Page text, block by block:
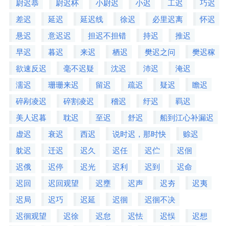
尉迟恭
尉迟杯 小尉迟 小迟 工迟
巧迟
差迟
延迟 延迟线 徐迟 必里迟离
怀迟
悬迟
意迟迟 担迟不担错 持迟
推迟
早迟
暮迟 来迟 栖迟 樊迟之问
樊迟稼
欲速反迟
毫不迟疑 沈迟 沛迟
淹迟
濡迟
珊珊来迟 留迟 疏迟 疑迟
瞻迟
碎剐凌迟
碎割凌迟 稽迟 纡迟
羁迟
美人迟暮
耽迟 至迟 舒迟
船到江心补漏迟
虚迟
衰迟 西迟 说时迟，那时快
赊迟
躭迟
迁迟 迟久 迟任 迟伫
迟佪
迟俄
迟停 迟光 迟利 迟到
迟命
迟回
迟回观望 迟壅 迟声 迟夯
迟夷
迟局
迟巧 迟延 迟徊
迟徊不决
迟徊观望
迟徐 迟怠 迟怯 迟悮
迟想